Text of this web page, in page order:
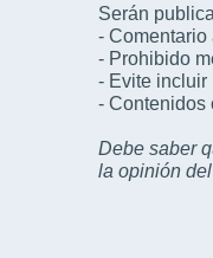
Serán
- Comentario
- Prohibido
- Evite incluir
- Contenidos
Debe saber
la opinión